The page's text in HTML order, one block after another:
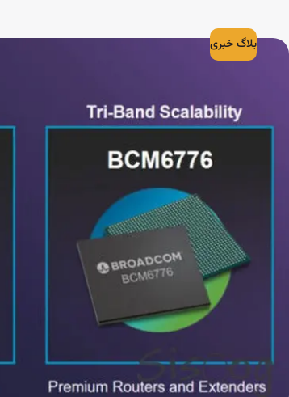
بلاگ خبری